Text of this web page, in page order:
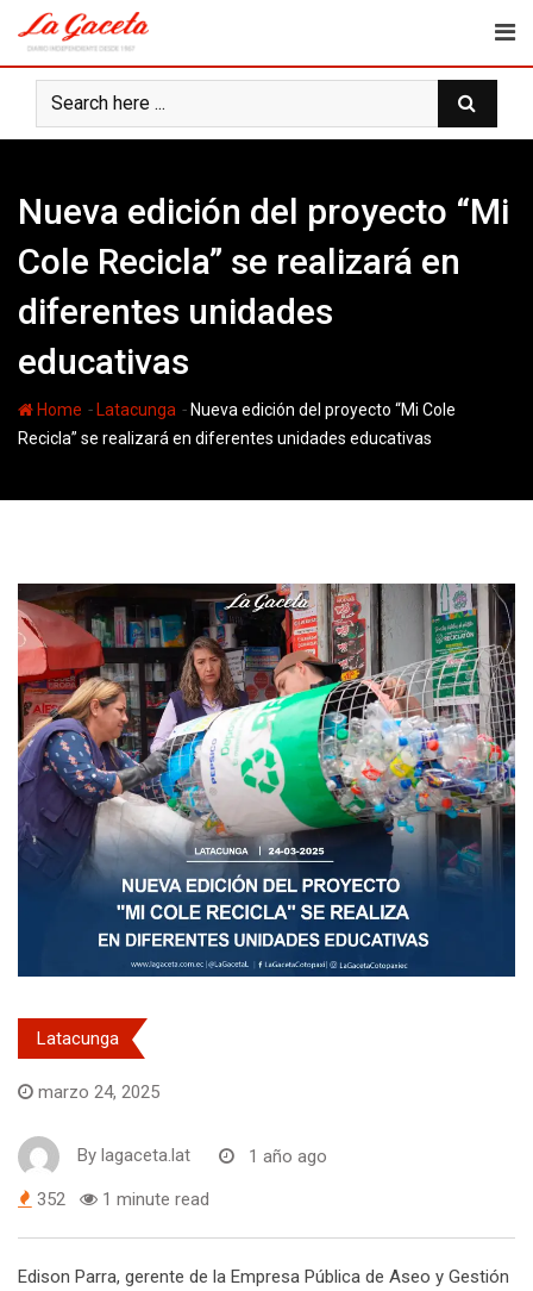
content
Nueva edición del proyecto “Mi
Cole Recicla” se realizará en
diferentes unidades
educativas
Home - Latacunga - Nueva edición del proyecto “Mi Cole
Recicla” se realizará en diferentes unidades educativas
Latacunga
marzo 24, 2025
By lagaceta.lat 1 año ago
352 1 minute read
Edison Parra, gerente de la Empresa Pública de Aseo y Gestión